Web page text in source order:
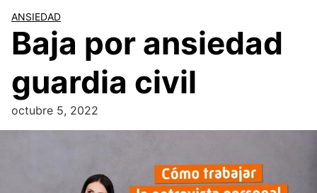
ANSIEDAD
Baja por ansiedad
guardia civil
octubre 5, 2022